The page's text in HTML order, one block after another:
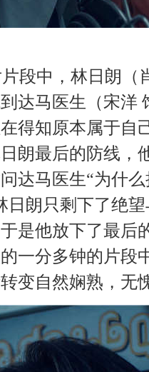
段中，林日朗（
达马医生（宋洋
得知原本属于自
朗最后的防线，
达马医生“为什
日朗只剩下了绝
是他放下了最后
一分多钟的片段
变自然娴熟，无